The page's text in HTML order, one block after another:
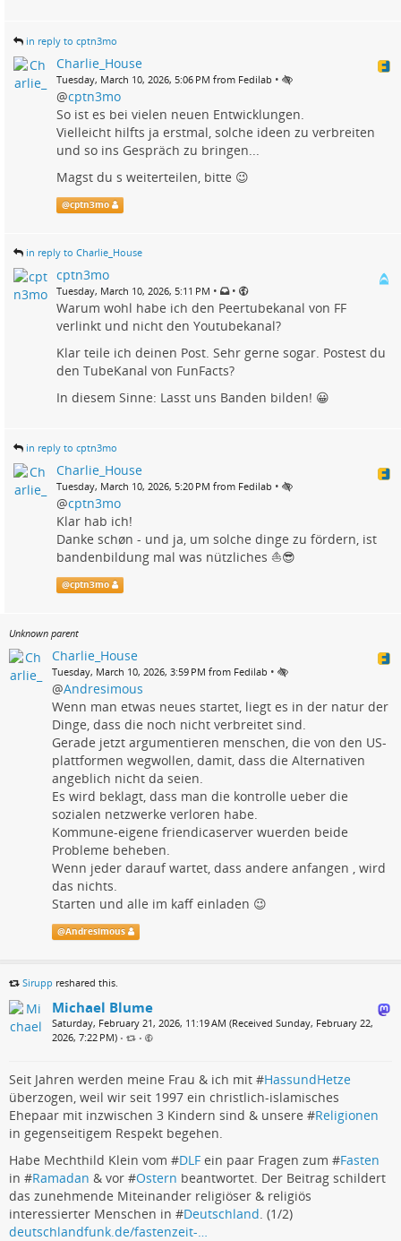
in reply to cptn3mo
Charlie_House
Tuesday, March 10, 2026, 5:06 PM from Fedilab •
@cptn3mo
So ist es bei vielen neuen Entwicklungen.
Vielleicht hilfts ja erstmal, solche ideen zu verbreiten
und so ins Gespräch zu bringen...
Magst du s weiterteilen, bitte 😉
@cptn3mo
in reply to Charlie_House
cptn3mo
Tuesday, March 10, 2026, 5:11 PM • •
Warum wohl habe ich den Peertubekanal von FF
verlinkt und nicht den Youtubekanal?
Klar teile ich deinen Post. Sehr gerne sogar. Postest du
den TubeKanal von FunFacts?
In diesem Sinne: Lasst uns Banden bilden! 😀
in reply to cptn3mo
Charlie_House
Tuesday, March 10, 2026, 5:20 PM from Fedilab •
@cptn3mo
Klar hab ich!
Danke schøn - und ja, um solche dinge zu fördern, ist
bandenbildung mal was nützliches ⛵😎
@cptn3mo
Unknown parent
Charlie_House
Tuesday, March 10, 2026, 3:59 PM from Fedilab •
@Andresimous
Wenn man etwas neues startet, liegt es in der natur der
Dinge, dass die noch nicht verbreitet sind.
Gerade jetzt argumentieren menschen, die von den US-
plattformen wegwollen, damit, dass die Alternativen
angeblich nicht da seien.
Es wird beklagt, dass man die kontrolle ueber die
sozialen netzwerke verloren habe.
Kommune-eigene friendicaserver wuerden beide
Probleme beheben.
Wenn jeder darauf wartet, dass andere anfangen , wird
das nichts.
Starten und alle im kaff einladen 😉
@Andresimous
Sirupp reshared this.
Michael Blume
Saturday, February 21, 2026, 11:19 AM (Received Sunday, February 22,
2026, 7:22 PM) • •
Seit Jahren werden meine Frau & ich mit #HassundHetze
überzogen, weil wir seit 1997 ein christlich-islamisches
Ehepaar mit inzwischen 3 Kindern sind & unsere #Religionen
in gegenseitigem Respekt begehen.
Habe Mechthild Klein vom #DLF ein paar Fragen zum #Fasten
in #Ramadan & vor #Ostern beantwortet. Der Beitrag schildert
das zunehmende Miteinander religiöser & religiös
interessierter Menschen in #Deutschland . (1/2)
deutschlandfunk.de/fastenzeit-…